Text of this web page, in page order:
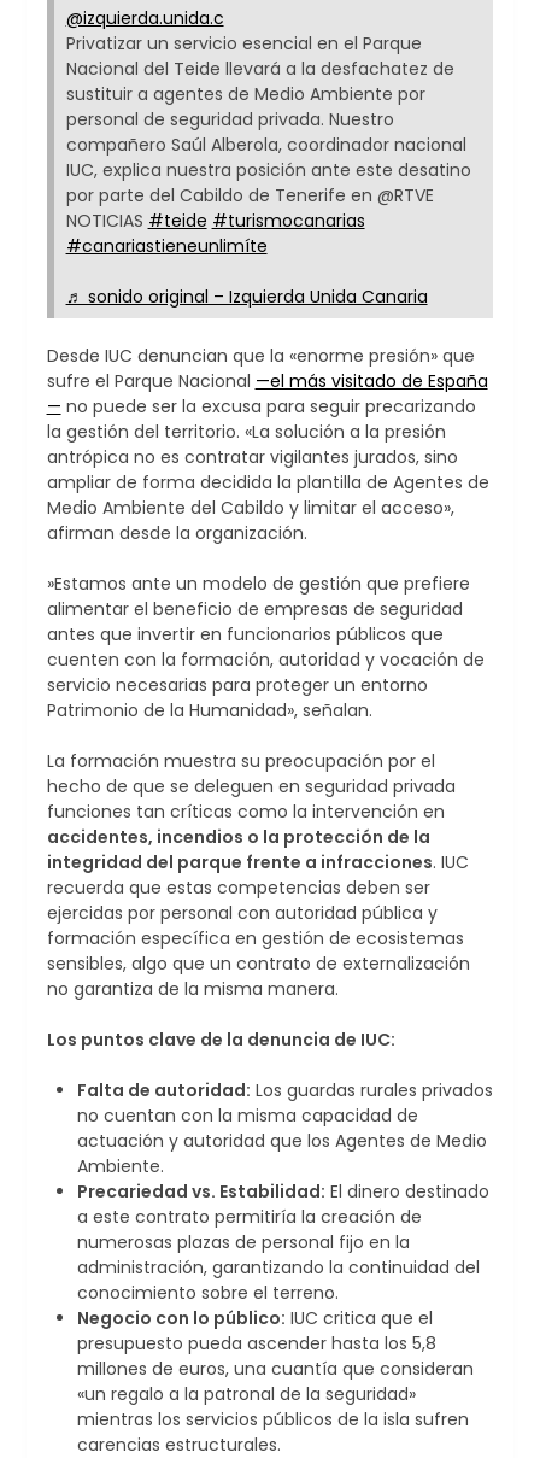
@izquierda.unida.c
Privatizar un servicio esencial en el Parque
Nacional del Teide llevará a la desfachatez de
sustituir a agentes de Medio Ambiente por
personal de seguridad privada. Nuestro
compañero Saúl Alberola, coordinador nacional
IUC, explica nuestra posición ante este desatino
por parte del Cabildo de Tenerife en @RTVE
NOTICIAS #teide #turismocanarias
#canariastieneunlimíte
♬ sonido original – Izquierda Unida Canaria
​Desde IUC denuncian que la «enorme presión» que
sufre el Parque Nacional —el más visitado de España
— no puede ser la excusa para seguir precarizando
la gestión del territorio. «La solución a la presión
antrópica no es contratar vigilantes jurados, sino
ampliar de forma decidida la plantilla de Agentes de
Medio Ambiente del Cabildo y limitar el acceso»,
afirman desde la organización.
​»Estamos ante un modelo de gestión que prefiere
alimentar el beneficio de empresas de seguridad
antes que invertir en funcionarios públicos que
cuenten con la formación, autoridad y vocación de
servicio necesarias para proteger un entorno
Patrimonio de la Humanidad», señalan.
​La formación muestra su preocupación por el
hecho de que se deleguen en seguridad privada
funciones tan críticas como la intervención en
accidentes, incendios o la protección de la
integridad del parque frente a infracciones. IUC
recuerda que estas competencias deben ser
ejercidas por personal con autoridad pública y
formación específica en gestión de ecosistemas
sensibles, algo que un contrato de externalización
no garantiza de la misma manera.
Los puntos clave de la denuncia de IUC:
Falta de autoridad: Los guardas rurales privados
no cuentan con la misma capacidad de
actuación y autoridad que los Agentes de Medio
Ambiente.
Precariedad vs. Estabilidad: El dinero destinado
a este contrato permitiría la creación de
numerosas plazas de personal fijo en la
administración, garantizando la continuidad del
conocimiento sobre el terreno.
Negocio con lo público: IUC critica que el
presupuesto pueda ascender hasta los 5,8
millones de euros, una cuantía que consideran
«un regalo a la patronal de la seguridad»
mientras los servicios públicos de la isla sufren
carencias estructurales.